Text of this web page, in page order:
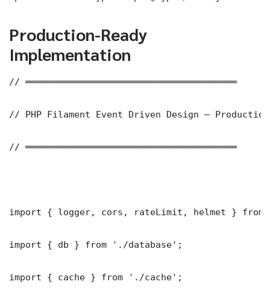
Production-Ready
Implementation
// ═══════════════════════════════════════
// PHP Filament Event Driven Design —
// ═══════════════════════════════════════
import { logger, cors, rateLimit, helmet } from
import { db } from './database';
import { cache } from './cache';